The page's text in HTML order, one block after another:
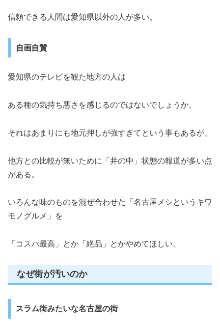
信頼できる人間は愛知県以外の人が多い。
自画自賛
愛知県のテレビを観た地方の人は
ある種の気持ち悪さを感じるのではないでしょうか。
それはあまりにも地元押しが強すぎてという事もあるが、
他方との比較が無いために「井の中」状態の報道が多い点
がある。
いろんな味のものを混ぜ合わせた「名古屋メシというキワ
モノグルメ」を
「コスパ最高」とか「絶品」とかやめてほしい。
なぜ街が汚いのか
スラム街みたいな名古屋の街